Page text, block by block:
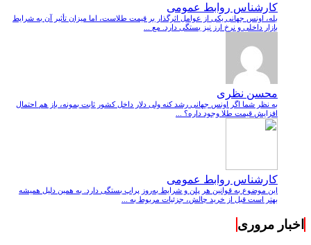
کارشناس روابط عمومی
بله، اونس جهانی یکی از عوامل اثرگذار بر قیمت طلاست، اما میزان تأثیر آن به شرایط
بازار داخلی و نرخ ارز نیز بستگی دارد. مع ...
محسن نظری
به نظر شما اگر اونس جهانی رشد کنه ولی دلار داخل کشور ثابت بمونه، باز هم احتمال
افزایش قیمت طلا وجود داره؟ ...
کارشناس روابط عمومی
این موضوع به قوانین هر پلن و شرایط به‌روز پراپ بستگی دارد. به همین دلیل همیشه
بهتر است قبل از خرید چالش، جزئیات مربوط به ...
اخبار مروری